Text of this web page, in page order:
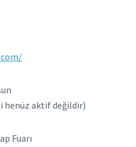
henüz aktif değildir)
Fuarı